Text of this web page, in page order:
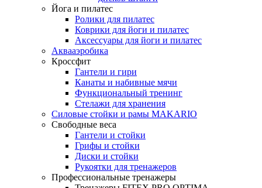
Йога и пилатес
Ролики для пилатес
Коврики для йоги и пилатес
Аксессуары для йоги и пилатес
Аквааэробика
Кроссфит
Гантели и гири
Канаты и набивные мячи
Функциональный тренинг
Стелажи для хранения
Силовые стойки и рамы MAKARIO
Свободные веса
Гантели и стойки
Грифы и стойки
Диски и стойки
Рукоятки для тренажеров
Профессиональные тренажеры